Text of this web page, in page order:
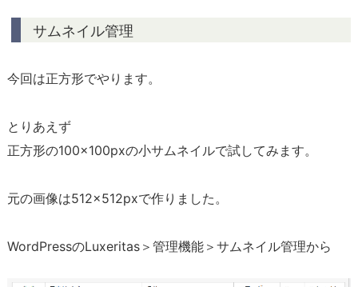
ル
デ
ザ
ン
を
一
1.
サムネイル管理
今回は正方形でやります。
とりあえず
正方形の100×100pxの小サムネイルで試してみます。
元の画像は512×512pxで作りました。
WordPressのLuxeritas＞管理機能＞サムネイル管理から